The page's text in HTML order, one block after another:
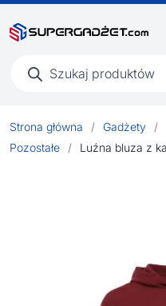
produktów
Strona główna / Gadżety /
Pozostałe
/